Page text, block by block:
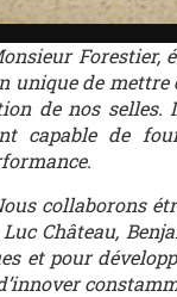
unique de
de nos
capable de
collaborons
Château,
et pour